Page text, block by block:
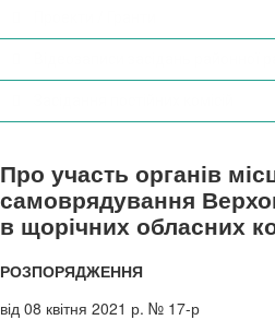
Про участь органів
самоврядування
в щорічних обласних
РОЗПОРЯДЖЕННЯ
від 08 квітня 2021 р. № 17-р